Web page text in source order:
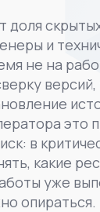
доля
и
не на
это
в
какие
уже
опираться.